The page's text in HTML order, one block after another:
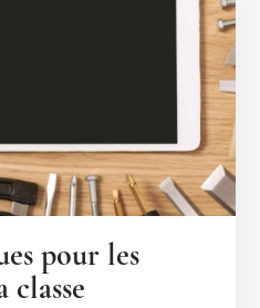
pour les
classe